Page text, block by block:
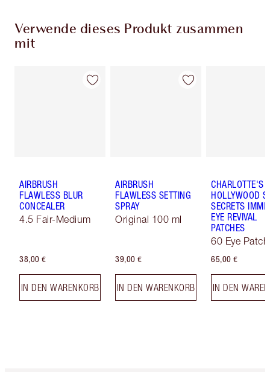
Verwende dieses Produkt zusammen
mit
AIRBRUSH
FLAWLESS BLUR
CONCEALER
4.5 Fair-Medium
38,00 €
IN DEN WARENKORB
AIRBRUSH
FLAWLESS SETTING
SPRAY
Original 100 ml
39,00 €
IN DEN WARENKORB
CHARLOTTE'S
HOLLYWOOD
SECRETS
EYE REVIVAL
PATCHES
60 Eye
65,00 €
IN DEN